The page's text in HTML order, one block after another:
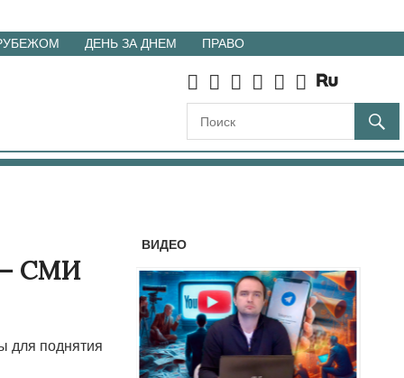
ДЕНЬ ЗА ДНЕМ ПРАВО
— СМИ
для поднятия
ВИДЕО